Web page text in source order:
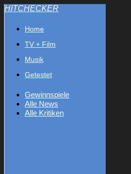
HITCHECKER
Home
TV + Film
Musik
Getestet
Gewinnspiele
Alle News
Alle Kritiken